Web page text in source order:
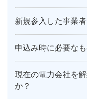
新規参入した事業
申込み時に必要な
現在の電力会社を
か？